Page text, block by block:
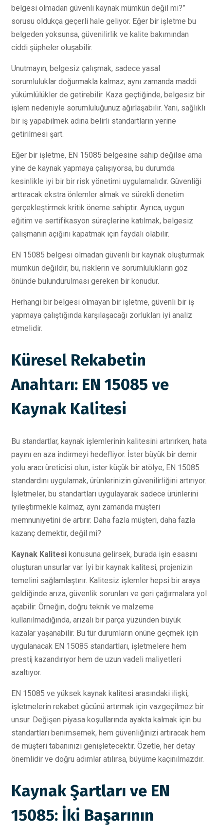
belgesi olmadan güvenli kaynak mümkün değil mi?”
sorusu oldukça geçerli hale geliyor. Eğer bir işletme bu
belgeden yoksunsa, güvenilirlik ve kalite bakımından
ciddi şüpheler oluşabilir.
Unutmayın, belgesiz çalışmak, sadece yasal
sorumluluklar doğurmakla kalmaz; aynı zamanda maddi
yükümlülükler de getirebilir. Kaza geçtiğinde, belgesiz bir
işlem nedeniyle sorumluluğunuz ağırlaşabilir. Yani, sağlıklı
bir iş yapabilmek adına belirli standartların yerine
getirilmesi şart.
Eğer bir işletme, EN 15085 belgesine sahip değilse ama
yine de kaynak yapmaya çalışıyorsa, bu durumda
kesinlikle iyi bir bir risk yönetimi uygulamalıdır. Güvenliği
arttıracak ekstra önlemler almak ve sürekli denetim
gerçekleştirmek kritik öneme sahiptir. Ayrıca, uygun
eğitim ve sertifikasyon süreçlerine katılmak, belgesiz
çalışmanın açığını kapatmak için faydalı olabilir.
EN 15085 belgesi olmadan güvenli bir kaynak oluşturmak
mümkün değildir; bu, risklerin ve sorumlulukların göz
önünde bulundurulması gereken bir konudur.
Herhangi bir belgesi olmayan bir işletme, güvenli bir iş
yapmaya çalıştığında karşılaşacağı zorlukları iyi analiz
etmelidir.
Küresel Rekabetin
Anahtarı: EN 15085 ve
Kaynak Kalitesi
Bu standartlar, kaynak işlemlerinin kalitesini artırırken, hata
payını en aza indirmeyi hedefliyor. İster büyük bir demir
yolu aracı üreticisi olun, ister küçük bir atölye, EN 15085
standardını uygulamak, ürünlerinizin güvenilirliğini artırıyor.
İşletmeler, bu standartları uygulayarak sadece ürünlerini
iyileştirmekle kalmaz, aynı zamanda müşteri
memnuniyetini de artırır. Daha fazla müşteri, daha fazla
kazanç demektir, değil mi?
Kaynak Kalitesi konusuna gelirsek, burada işin esasını
oluşturan unsurlar var. İyi bir kaynak kalitesi, projenizin
temelini sağlamlaştırır. Kalitesiz işlemler hepsi bir araya
geldiğinde arıza, güvenlik sorunları ve geri çağırmalara yol
açabilir. Örneğin, doğru teknik ve malzeme
kullanılmadığında, arızalı bir parça yüzünden büyük
kazalar yaşanabilir. Bu tür durumların önüne geçmek için
uygulanacak EN 15085 standartları, işletmelere hem
prestij kazandırıyor hem de uzun vadeli maliyetleri
azaltıyor.
EN 15085 ve yüksek kaynak kalitesi arasındaki ilişki,
işletmelerin rekabet gücünü artırmak için vazgeçilmez bir
unsur. Değişen piyasa koşullarında ayakta kalmak için bu
standartları benimsemek, hem güvenliğinizi artıracak hem
de müşteri tabanınızı genişletecektir. Özetle, her detay
önemlidir ve doğru adımlar atılırsa, büyüme kaçınılmazdır.
Kaynak Şartları ve EN
15085: İki Başarının